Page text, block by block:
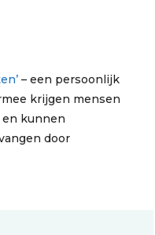
– een persoonlijk
krijgen mensen
kunnen
door